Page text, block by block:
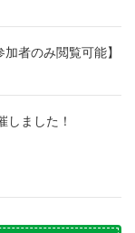
者のみ閲覧可能】
しました！